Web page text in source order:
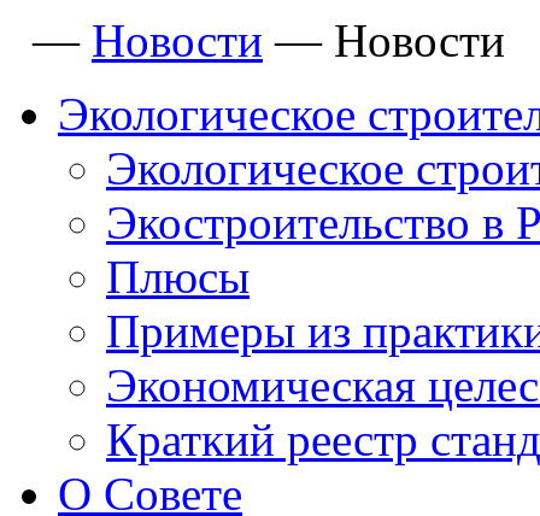
— Новости — Новости
Экологическое
Экологическое
Экостроительство в
Плюсы
Примеры из
Экономическая
Краткий реестр
О Совете